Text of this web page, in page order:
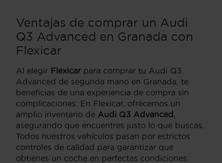
Ventajas de comprar un Audi
Q3 Advanced en Granada con
Flexicar
Al elegir Flexicarpara comprar tu Audi Q3
Advanced de segunda mano en Granada, te
beneficias de una experiencia de compra sin
complicaciones. En Flexicar, ofrecemos un
amplio inventario de Audi Q3 Advanced ,
asegurando que encuentres justo lo que buscas.
Todos nuestros vehículos pasan por estrictos
controles de calidad para garantizar que
obtienes un coche en perfectas condiciones.